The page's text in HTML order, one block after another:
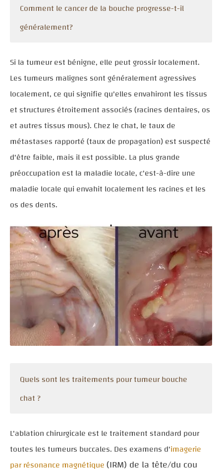
Comment le cancer de la bouche progresse-t-il
généralement?
Si la tumeur est bénigne, elle peut grossir localement.
Les tumeurs malignes sont généralement agressives
localement, ce qui signifie qu'elles envahiront les tissus
et structures étroitement associés (racines dentaires, os
et autres tissus mous). Chez le chat, le taux de
métastases rapporté (taux de propagation) est suspecté
d'être faible, mais il est possible. La plus grande
préoccupation est la maladie locale, c'est-à-dire une
maladie locale qui envahit localement les racines et les
os des dents.
Quels sont les traitements pour tumeur bouche
chat ?
L'ablation chirurgicale est le traitement standard pour
toutes les tumeurs buccales. Des examens d'imagerie
par résonance magnétique(IRM) de la tête/du cou